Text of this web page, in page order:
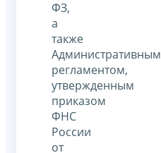
ФЗ,
а
также
Административным
регламентом,
утвержденным
приказом
ФНС
России
от